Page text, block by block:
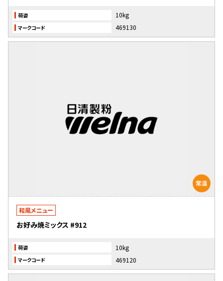
荷姿 10kg
マークコード 469130
和風メニュー
お好み焼ミックス #912
荷姿 10kg
マークコード 469120